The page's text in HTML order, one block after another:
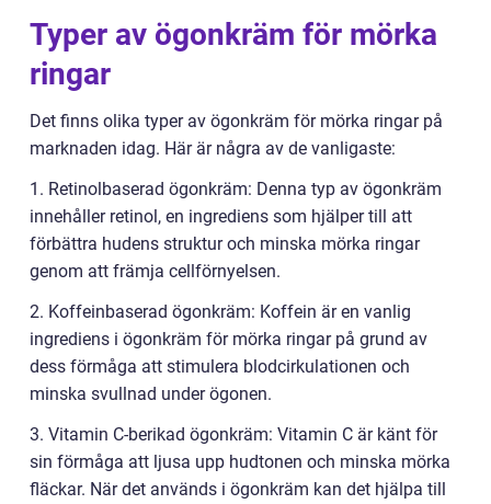
Typer av ögonkräm för mörka
ringar
Det finns olika typer av ögonkräm för mörka ringar på
marknaden idag. Här är några av de vanligaste:
1. Retinolbaserad ögonkräm: Denna typ av ögonkräm
innehåller retinol, en ingrediens som hjälper till att
förbättra hudens struktur och minska mörka ringar
genom att främja cellförnyelsen.
2. Koffeinbaserad ögonkräm: Koffein är en vanlig
ingrediens i ögonkräm för mörka ringar på grund av
dess förmåga att stimulera blodcirkulationen och
minska svullnad under ögonen.
3. Vitamin C-berikad ögonkräm: Vitamin C är känt för
sin förmåga att ljusa upp hudtonen och minska mörka
fläckar. När det används i ögonkräm kan det hjälpa till